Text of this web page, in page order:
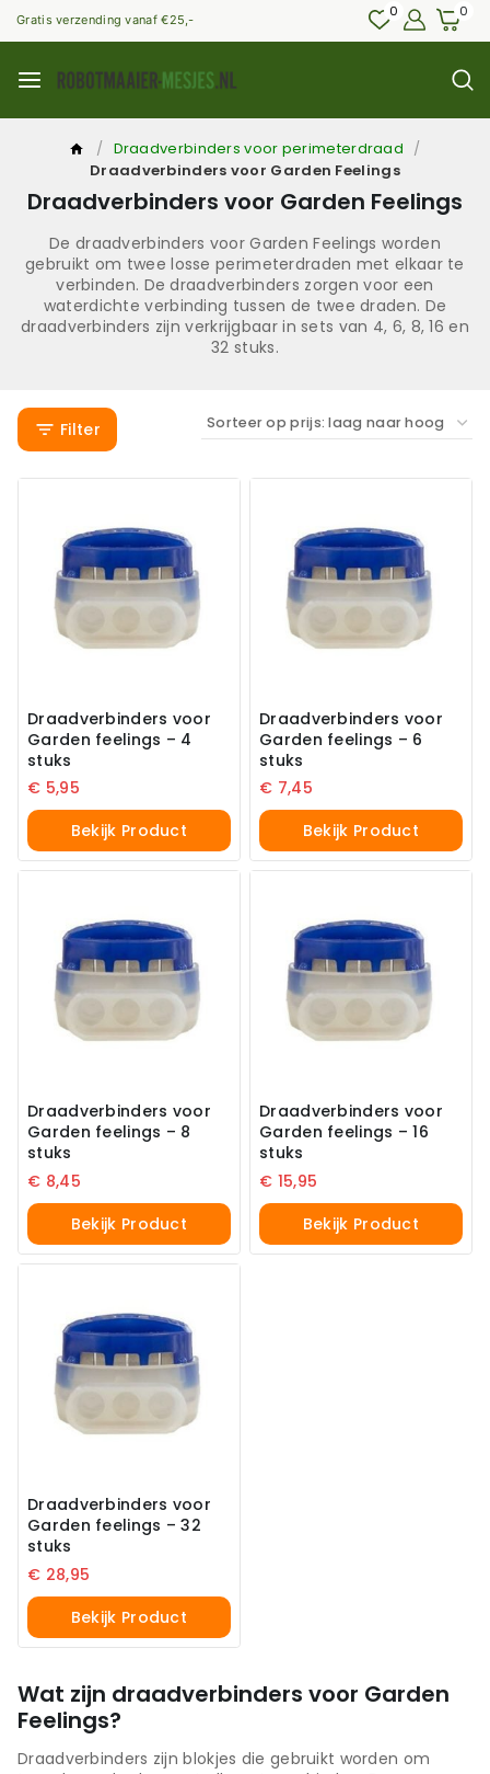
Gratis verzending vanaf €25,- 0 0
/ Draadverbinders voor perimeterdraad /
Draadverbinders voor Garden Feelings
Draadverbinders voor Garden Feelings
De draadverbinders voor Garden Feelings worden
gebruikt om twee losse perimeterdraden met elkaar te
verbinden. De draadverbinders zorgen voor een
waterdichte verbinding tussen de twee draden. De
draadverbinders zijn verkrijgbaar in sets van 4, 6, 8, 16 en
32 stuks.
Filter
Draadverbinders voor
Garden feelings – 4
stuks
€ 5,95
Bekijk Product
Draadverbinders voor
Garden feelings – 6
stuks
€ 7,45
Bekijk Product
Draadverbinders voor
Garden feelings – 8
stuks
€ 8,45
Bekijk Product
Draadverbinders voor
Garden feelings – 16
stuks
€ 15,95
Bekijk Product
Draadverbinders voor
Garden feelings – 32
stuks
€ 28,95
Bekijk Product
Wat zijn draadverbinders voor Garden
Feelings?
Draadverbinders zijn blokjes die gebruikt worden om